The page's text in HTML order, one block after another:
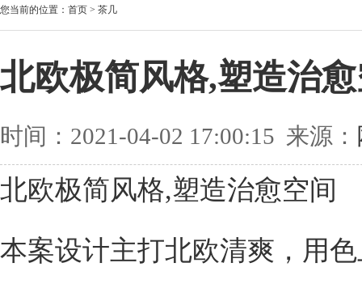
您当前的位置： 首页 > 茶几
北欧极简风格,塑造治
时间：2021-04-02 17:00:15 来源：
北欧极简风格,塑造治愈空间
本案设计主打北欧清爽，用